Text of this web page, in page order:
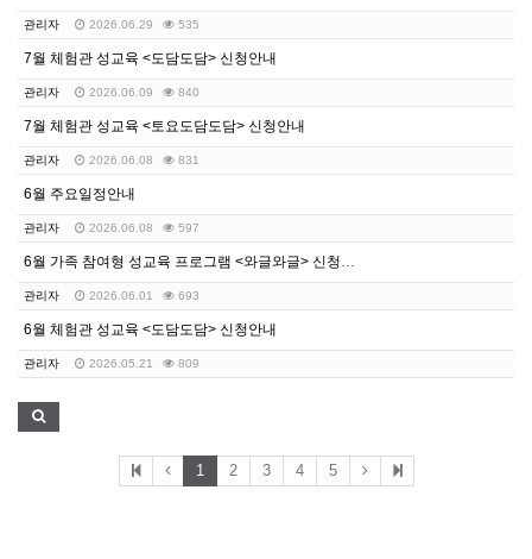
관리자 2026.06.29 535
7월 체험관 성교육 <도담도담> 신청안내
관리자 2026.06.09 840
7월 체험관 성교육 <토요도담도담> 신청안내
관리자 2026.06.08 831
6월 주요일정안내
관리자 2026.06.08 597
6월 가족 참여형 성교육 프로그램 <와글와글> 신청안내
관리자 2026.06.01 693
6월 체험관 성교육 <도담도담> 신청안내
관리자 2026.05.21 809
1 2 3 4 5